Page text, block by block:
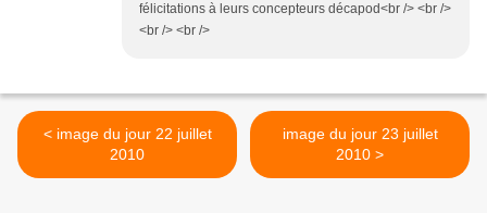
félicitations à leurs concepteurs décapod<br /> <br />
<br /> <br />
< image du jour 22 juillet
2010
image du jour 23 juillet
2010 >